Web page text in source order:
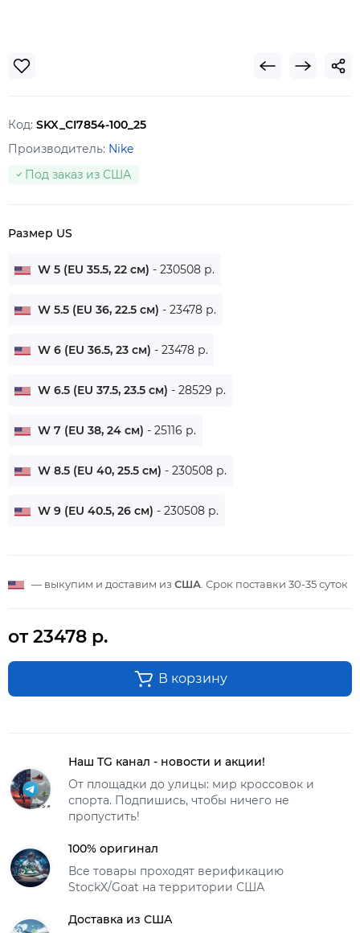
Код: SKX_CI7854-100_25
Производитель: Nike
Под заказ из США
Размер US
W 5 (EU 35.5, 22 см) - 230508 р.
W 5.5 (EU 36, 22.5 см) - 23478 р.
W 6 (EU 36.5, 23 см) - 23478 р.
W 6.5 (EU 37.5, 23.5 см) - 28529 р.
W 7 (EU 38, 24 см) - 25116 р.
W 8.5 (EU 40, 25.5 см) - 230508 р.
W 9 (EU 40.5, 26 см) - 230508 р.
— выкупим и доставим из США . Срок поставки 30-35 суток
от 23478 р.
В корзину
Наш TG канал - новости и акции!
От площадки до улицы: мир кроссовок и
спорта. Подпишись, чтобы ничего не
пропустить!
100% оригинал
Все товары проходят верификацию
StockX/Goat на территории США
Доставка из США